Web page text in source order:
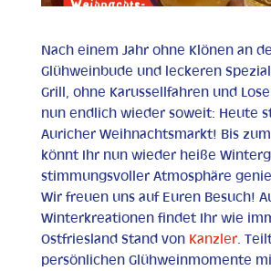
Nach einem Jahr ohne Klönen an
Glühweinbude und leckeren
Grill, ohne Karussellfahren und
nun endlich wieder soweit: Heute
Auricher Weihnachtsmarkt! Bis
könnt Ihr nun wieder heiße
stimmungsvoller Atmosphäre
Wir freuen uns auf Euren Besuch!
Winterkreationen findet Ihr wie
Ostfriesland Stand von Kanzler.
persönlichen Glühweinmomente